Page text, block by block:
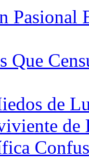
Que
de